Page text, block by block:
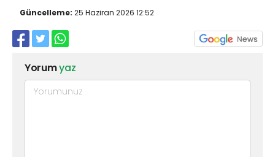
Güncelleme: 25 Haziran 2026 12:52
Yorumyaz